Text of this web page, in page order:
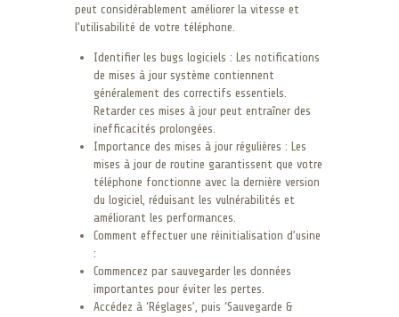
peut considérablement améliorer la vitesse et
l’utilisabilité de votre téléphone.
Identifier les bugs logiciels : Les notifications
de mises à jour système contiennent
généralement des correctifs essentiels.
Retarder ces mises à jour peut entraîner des
inefficacités prolongées.
Importance des mises à jour régulières : Les
mises à jour de routine garantissent que votre
téléphone fonctionne avec la dernière version
du logiciel, réduisant les vulnérabilités et
améliorant les performances.
Comment effectuer une réinitialisation d’usine
:
Commencez par sauvegarder les données
importantes pour éviter les pertes.
Accédez à ‘Réglages’, puis ‘Sauvegarde &